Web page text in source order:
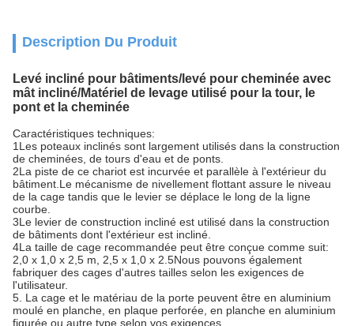
Description Du Produit
Levé incliné pour bâtiments/levé pour cheminée avec
mât incliné/Matériel de levage utilisé pour la tour, le
pont et la cheminée
Caractéristiques techniques:
1Les poteaux inclinés sont largement utilisés dans la construction
de cheminées, de tours d'eau et de ponts.
2La piste de ce chariot est incurvée et parallèle à l'extérieur du
bâtiment.Le mécanisme de nivellement flottant assure le niveau
de la cage tandis que le levier se déplace le long de la ligne
courbe.
3Le levier de construction incliné est utilisé dans la construction
de bâtiments dont l'extérieur est incliné.
4La taille de cage recommandée peut être conçue comme suit:
2,0 x 1,0 x 2,5 m, 2,5 x 1,0 x 2.5Nous pouvons également
fabriquer des cages d'autres tailles selon les exigences de
l'utilisateur.
5. La cage et le matériau de la porte peuvent être en aluminium
moulé en planche, en plaque perforée, en planche en aluminium
figurée ou autre type selon vos exigences.